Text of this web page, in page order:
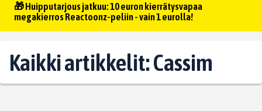
🎁 Huipputarjous jatkuu: 10 euron kierrätysvapaa
megakierros Reactoonz-peliin - vain 1 eurolla!
Kaikki artikkelit: Cassim